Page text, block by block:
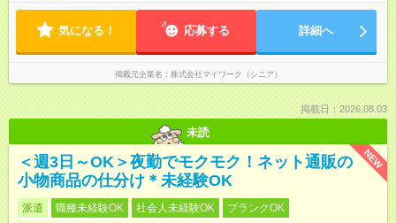
気になる！ 応募する 詳細へ
掲載元企業名 株式会社マイワーク（シニア）
掲載日：2026.08.03
未読
NEW
＜週3日～OK＞夜勤でモクモク！ネット通販の
小物商品の仕分け＊未経験OK
派遣 職種未経験OK 社会人未経験OK
ブランクOK